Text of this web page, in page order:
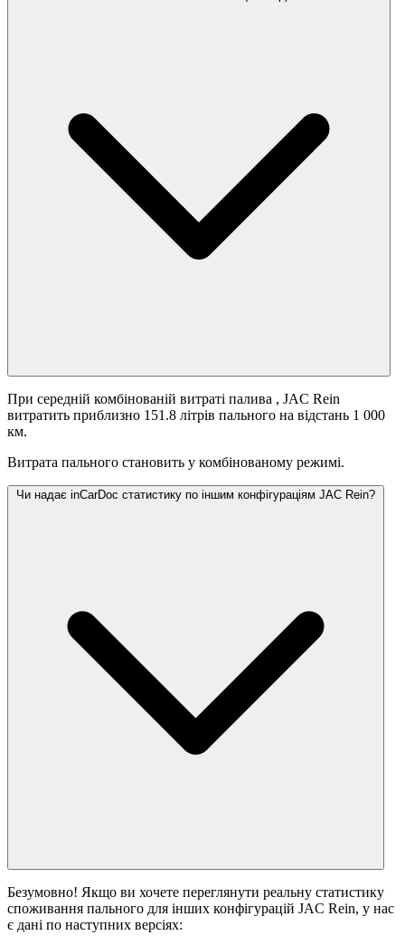
При середній комбінованій витраті палива , JAC Rein
витратить приблизно 151.8 літрів пального на відстань 1 000
км.
Витрата пального становить у комбінованому режимі.
Чи надає inCarDoc статистику по іншим конфігураціям JAC Rein?
Безумовно! Якщо ви хочете переглянути реальну статистику
споживання пального для інших конфігурацій JAC Rein, у нас
є дані по наступних версіях: